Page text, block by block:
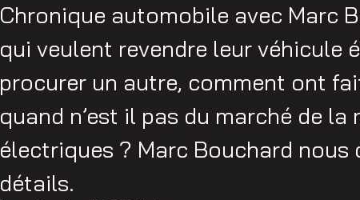
Chronique automobile avec Marc
qui veulent revendre leur véhicule
procurer un autre, comment ont
quand n’est il pas du marché de la
électriques ? Marc Bouchard nous
détails.